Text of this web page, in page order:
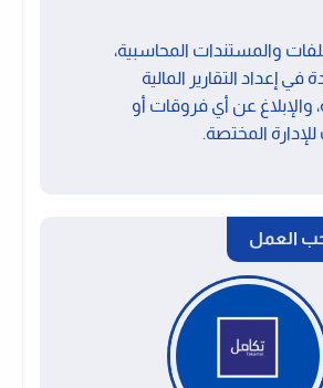
والمستندات المحاسبية،
في إعداد التقارير المالية
والإبلاغ عن أي فروقات أو
المختصة.
العمل